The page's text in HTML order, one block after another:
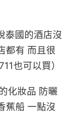
泰國的酒店沒
都有 而且很
也可以買）
化妝品 防曬
蕉船 一點沒